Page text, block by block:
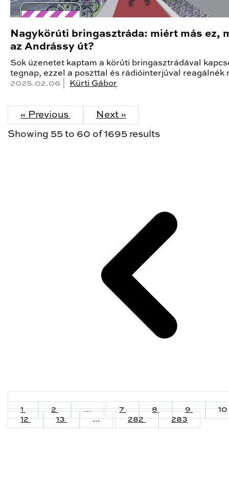
Nagykörúti bringasztráda: miért más ez,
az Andrássy út?
Sok üzenetet kaptam a körúti bringasztrádával
tegnap, ezzel a poszttal és rádióinterjúval reagálnék
2025.02.06 |
Kürti Gábor
« Previous Next »
Showing 55 to 60 of 1695 results
1 2 ... 7 8 9
10
12
13 ... 282 283